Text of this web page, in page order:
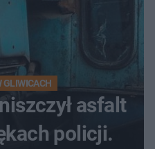
GLIWICACH
asfalt
policji.